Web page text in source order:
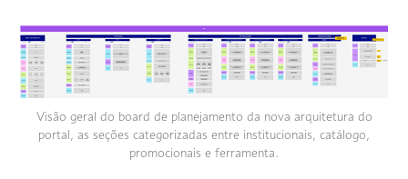
Visão geral do board de planejamento da nova arquitetura do
portal, as seções categorizadas entre institucionais, catálogo,
promocionais e ferramenta.